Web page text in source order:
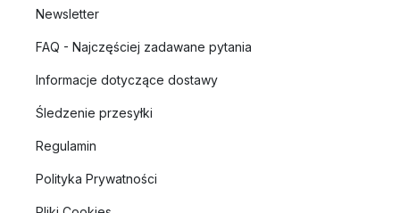
Newsletter
FAQ - Najczęściej zadawane pytania
Informacje dotyczące dostawy
Śledzenie przesyłki
Regulamin
Polityka Prywatności